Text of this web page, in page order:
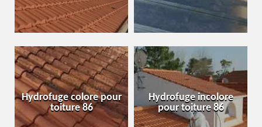
Hydrofuge colore pour
toiture 86
Hydrofuge incolore
pour toiture 86